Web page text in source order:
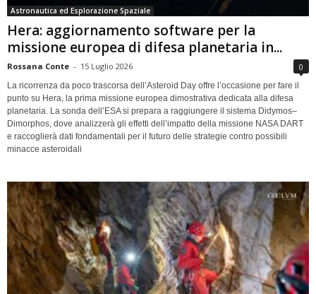
Astronautica ed Esplorazione Spaziale
Hera: aggiornamento software per la
missione europea di difesa planetaria in...
Rossana Conte - 15 Luglio 2026 0
La ricorrenza da poco trascorsa dell’Asteroid Day offre l’occasione per fare il
punto su Hera, la prima missione europea dimostrativa dedicata alla difesa
planetaria. La sonda dell’ESA si prepara a raggiungere il sistema Didymos–
Dimorphos, dove analizzerà gli effetti dell’impatto della missione NASA DART
e raccoglierà dati fondamentali per il futuro delle strategie contro possibili
minacce asteroidali